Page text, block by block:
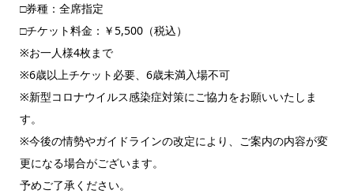
□券種：全席指定
□チケット料金：￥5,500（税込）
※お一人様4枚まで
※6歳以上チケット必要、6歳未満入場不可
※新型コロナウイルス感染症対策にご協力をお願いいたしま
す。
※今後の情勢やガイドラインの改定により、ご案内の内容が変
更になる場合がございます。
予めご了承ください。